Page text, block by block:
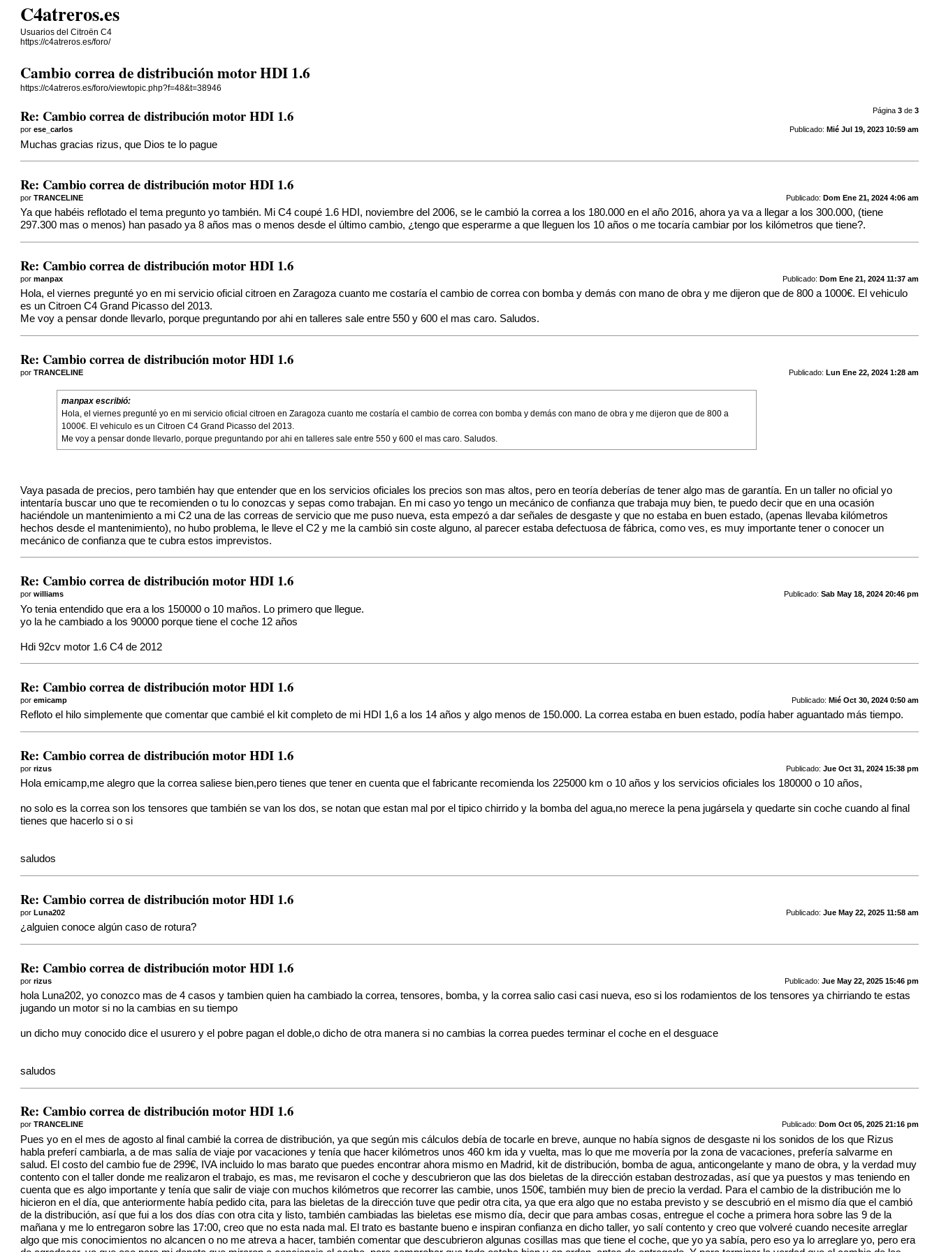
C4atreros.es
Usuarios del Citroën C4
https://c4atreros.es/foro/
Cambio correa de distribución motor HDI 1.6
https://c4atreros.es/foro/viewtopic.php?f=48&t=38946
Página 3de 3
Re: Cambio correa de distribución motor HDI 1.6
Publicado: Mié Jul 19, 2023 10:59 am
porese_carlos
Muchas gracias rizus, que Dios te lo pague
Re: Cambio correa de distribución motor HDI 1.6
Publicado: Dom Ene 21, 2024 4:06 am
porTRANCELINE
Ya que habéis reflotado el tema pregunto yo también. Mi C4 coupé 1.6 HDI, noviembre del 2006, se le cambió la correa a los 180.000 en el año 2016, ahora ya va a llegar a los 300.000, (tiene
297.300 mas o menos) han pasado ya 8 años mas o menos desde el último cambio, ¿tengo que esperarme a que lleguen los 10 años o me tocaría cambiar por los kilómetros que tiene?.
Re: Cambio correa de distribución motor HDI 1.6
Publicado: Dom Ene 21, 2024 11:37 am
pormanpax
Hola, el viernes pregunté yo en mi servicio oficial citroen en Zaragoza cuanto me costaría el cambio de correa con bomba y demás con mano de obra y me dijeron que de 800 a 1000€. El vehiculo
es un Citroen C4 Grand Picasso del 2013.
Me voy a pensar donde llevarlo, porque preguntando por ahi en talleres sale entre 550 y 600 el mas caro. Saludos.
Re: Cambio correa de distribución motor HDI 1.6
Publicado: Lun Ene 22, 2024 1:28 am
porTRANCELINE
manpax escribió:
Hola, el viernes pregunté yo en mi servicio oficial citroen en Zaragoza cuanto me costaría el cambio de correa con bomba y demás con mano de obra y me dijeron que de 800 a
1000€. El vehiculo es un Citroen C4 Grand Picasso del 2013.
Me voy a pensar donde llevarlo, porque preguntando por ahi en talleres sale entre 550 y 600 el mas caro. Saludos.
Vaya pasada de precios, pero también hay que entender que en los servicios oficiales los precios son mas altos, pero en teoría deberías de tener algo mas de garantía. En un taller no oficial yo
intentaría buscar uno que te recomienden o tu lo conozcas y sepas como trabajan. En mi caso yo tengo un mecánico de confianza que trabaja muy bien, te puedo decir que en una ocasión
haciéndole un mantenimiento a mi C2 una de las correas de servicio que me puso nueva, esta empezó a dar señales de desgaste y que no estaba en buen estado, (apenas llevaba kilómetros
hechos desde el mantenimiento), no hubo problema, le lleve el C2 y me la cambió sin coste alguno, al parecer estaba defectuosa de fábrica, como ves, es muy importante tener o conocer un
mecánico de confianza que te cubra estos imprevistos.
Re: Cambio correa de distribución motor HDI 1.6
Publicado: Sab May 18, 2024 20:46 pm
porwilliams
Yo tenia entendido que era a los 150000 o 10 maños. Lo primero que llegue.
yo la he cambiado a los 90000 porque tiene el coche 12 años
Hdi 92cv motor 1.6 C4 de 2012
Re: Cambio correa de distribución motor HDI 1.6
Publicado: Mié Oct 30, 2024 0:50 am
poremicamp
Refloto el hilo simplemente que comentar que cambié el kit completo de mi HDI 1,6 a los 14 años y algo menos de 150.000. La correa estaba en buen estado, podía haber aguantado más tiempo.
Re: Cambio correa de distribución motor HDI 1.6
Publicado: Jue Oct 31, 2024 15:38 pm
porrizus
Hola emicamp,me alegro que la correa saliese bien,pero tienes que tener en cuenta que el fabricante recomienda los 225000 km o 10 años y los servicios oficiales los 180000 o 10 años,
no solo es la correa son los tensores que también se van los dos, se notan que estan mal por el tipico chirrido y la bomba del agua,no merece la pena jugársela y quedarte sin coche cuando al final
tienes que hacerlo si o si
saludos
Re: Cambio correa de distribución motor HDI 1.6
Publicado: Jue May 22, 2025 11:58 am
porLuna202
¿alguien conoce algún caso de rotura?
Re: Cambio correa de distribución motor HDI 1.6
Publicado: Jue May 22, 2025 15:46 pm
porrizus
hola Luna202, yo conozco mas de 4 casos y tambien quien ha cambiado la correa, tensores, bomba, y la correa salio casi casi nueva, eso si los rodamientos de los tensores ya chirriando te estas
jugando un motor si no la cambias en su tiempo
un dicho muy conocido dice el usurero y el pobre pagan el doble,o dicho de otra manera si no cambias la correa puedes terminar el coche en el desguace
saludos
Re: Cambio correa de distribución motor HDI 1.6
Publicado: Dom Oct 05, 2025 21:16 pm
porTRANCELINE
Pues yo en el mes de agosto al final cambié la correa de distribución, ya que según mis cálculos debía de tocarle en breve, aunque no había signos de desgaste ni los sonidos de los que Rizus
habla preferí cambiarla, a de mas salía de viaje por vacaciones y tenía que hacer kilómetros unos 460 km ida y vuelta, mas lo que me movería por la zona de vacaciones, prefería salvarme en
salud. El costo del cambio fue de 299€, IVA incluido lo mas barato que puedes encontrar ahora mismo en Madrid, kit de distribución, bomba de agua, anticongelante y mano de obra, y la verdad muy
contento con el taller donde me realizaron el trabajo, es mas, me revisaron el coche y descubrieron que las dos bieletas de la dirección estaban destrozadas, así que ya puestos y mas teniendo en
cuenta que es algo importante y tenía que salir de viaje con muchos kilómetros que recorrer las cambie, unos 150€, también muy bien de precio la verdad. Para el cambio de la distribución me lo
hicieron en el día, que anteriormente había pedido cita, para las bieletas de la dirección tuve que pedir otra cita, ya que era algo que no estaba previsto y se descubrió en el mismo día que el cambió
de la distribución, así que fui a los dos días con otra cita y listo, también cambiadas las bieletas ese mismo día, decir que para ambas cosas, entregue el coche a primera hora sobre las 9 de la
mañana y me lo entregaron sobre las 17:00, creo que no esta nada mal. El trato es bastante bueno e inspiran confianza en dicho taller, yo salí contento y creo que volveré cuando necesite arreglar
algo que mis conocimientos no alcancen o no me atreva a hacer, también comentar que descubrieron algunas cosillas mas que tiene el coche, que yo ya sabía, pero eso ya lo arreglare yo, pero era